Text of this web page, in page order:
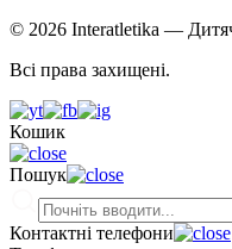
© 2026 Interatletika —
Всі права захищені.
Кошик
Пошук
Контактні телефони